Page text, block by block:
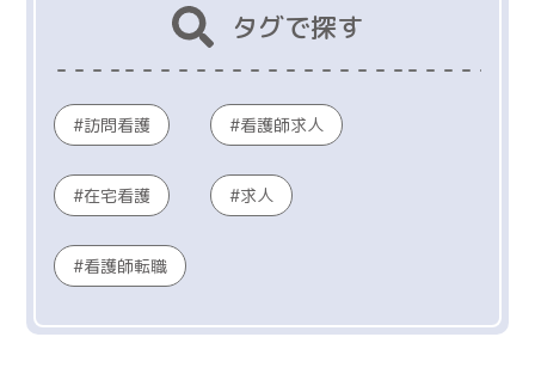
タグで探す
訪問看護 看護師求人
在宅看護 求人
看護師転職